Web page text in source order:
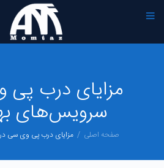
مزایای درب
سرویس‌های
صفحه اصلی مزایای درب پی وی سی